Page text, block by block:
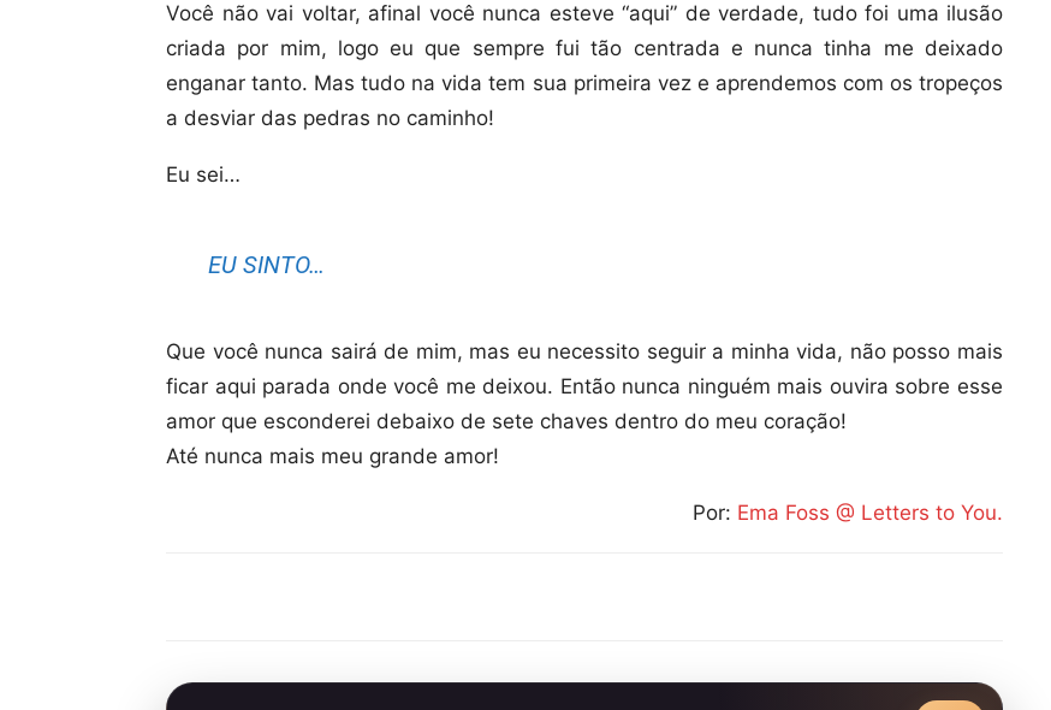
Você não vai voltar, afinal você nunca esteve “aqui” de verdade, tudo foi uma ilusão
criada por mim, logo eu que sempre fui tão centrada e nunca tinha me deixado
enganar tanto. Mas tudo na vida tem sua primeira vez e aprendemos com os tropeços
a desviar das pedras no caminho!
Eu sei…
EU SINTO…
Que você nunca sairá de mim, mas eu necessito seguir a minha vida, não posso mais
ficar aqui parada onde você me deixou. Então nunca ninguém mais ouvira sobre esse
amor que esconderei debaixo de sete chaves dentro do meu coração!
Até nunca mais meu grande amor!
Por: Ema Foss @ Letters to You.